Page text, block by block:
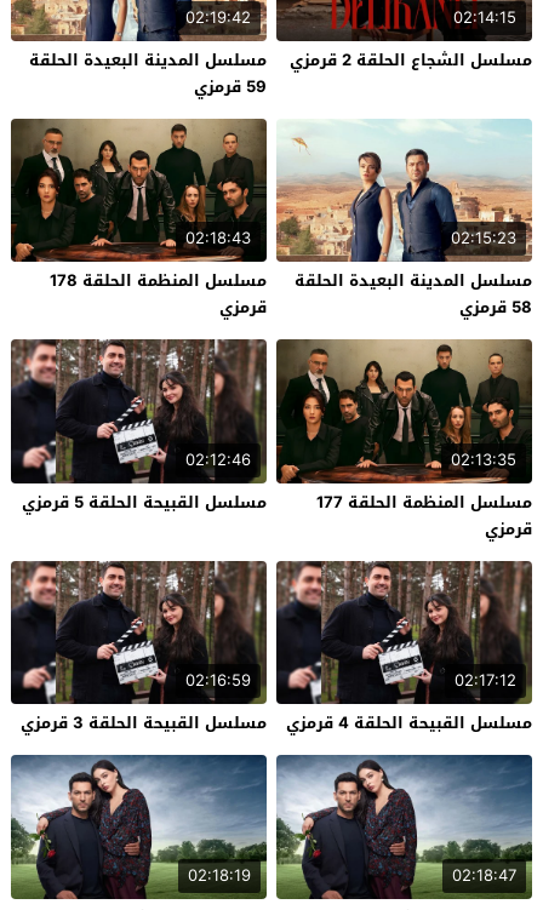
02:14:15
مسلسل الشجاع الحلقة 2 قرمزي
02:19:42
مسلسل المدينة البعيدة الحلقة
59 قرمزي
02:15:23
مسلسل المدينة البعيدة الحلقة
58 قرمزي
02:18:43
مسلسل المنظمة الحلقة 178
قرمزي
02:13:35
مسلسل المنظمة الحلقة 177
قرمزي
02:12:46
مسلسل القبيحة الحلقة 5 قرمزي
02:17:12
مسلسل القبيحة الحلقة 4 قرمزي
02:16:59
مسلسل القبيحة الحلقة 3 قرمزي
02:18:47
02:18:19